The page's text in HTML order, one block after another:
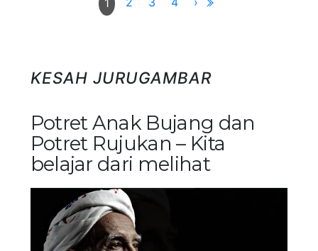
1
KESAH JURUGAMBAR
Potret Anak Bujang dan
Potret Rujukan – Kita
belajar dari melihat